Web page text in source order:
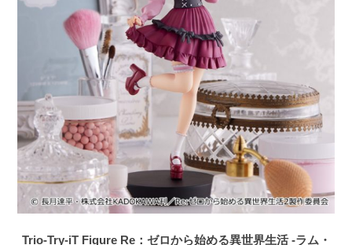
Trio-Try-iT Figure Re：ゼロから始める異世界生活 -ラム・